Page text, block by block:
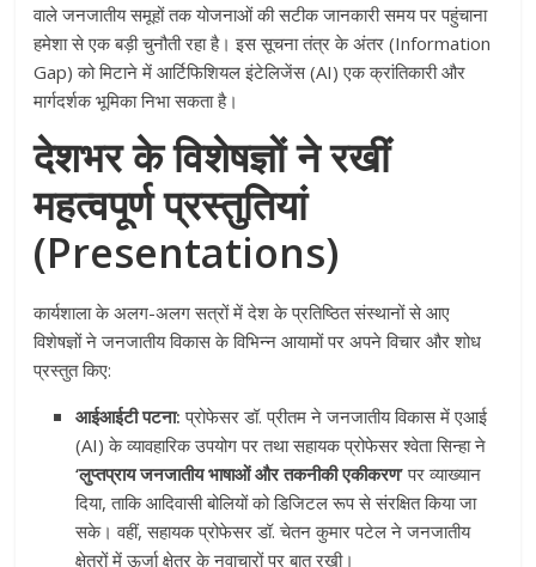
वाले जनजातीय समूहों तक योजनाओं की सटीक जानकारी समय पर पहुंचाना
हमेशा से एक बड़ी चुनौती रहा है। इस सूचना तंत्र के अंतर (Information
Gap) को मिटाने में आर्टिफिशियल इंटेलिजेंस (AI) एक क्रांतिकारी और
मार्गदर्शक भूमिका निभा सकता है।
देशभर के विशेषज्ञों ने रखीं
महत्वपूर्ण प्रस्तुतियां
(Presentations)
कार्यशाला के अलग-अलग सत्रों में देश के प्रतिष्ठित संस्थानों से आए
विशेषज्ञों ने जनजातीय विकास के विभिन्न आयामों पर अपने विचार और शोध
प्रस्तुत किए:
आईआईटी पटना: प्रोफेसर डॉ. प्रीतम ने जनजातीय विकास में एआई
(AI) के व्यावहारिक उपयोग पर तथा सहायक प्रोफेसर श्वेता सिन्हा ने
‘लुप्तप्राय जनजातीय भाषाओं और तकनीकी एकीकरण’पर व्याख्यान
दिया, ताकि आदिवासी बोलियों को डिजिटल रूप से संरक्षित किया जा
सके। वहीं, सहायक प्रोफेसर डॉ. चेतन कुमार पटेल ने जनजातीय
क्षेत्रों में ऊर्जा क्षेत्र के नवाचारों पर बात रखी।